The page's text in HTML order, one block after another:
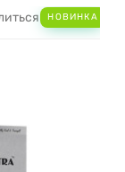
НОВИНКА